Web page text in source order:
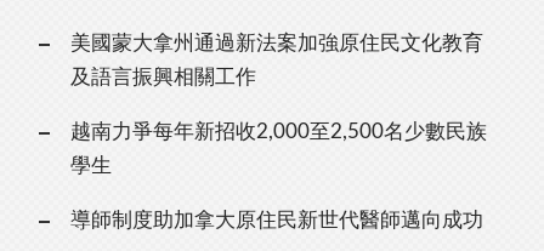
美國蒙大拿州通過新法案加強原住民文化教育
及語言振興相關工作
越南力爭每年新招收2,000至2,500名少數民族
學生
導師制度助加拿大原住民新世代醫師邁向成功